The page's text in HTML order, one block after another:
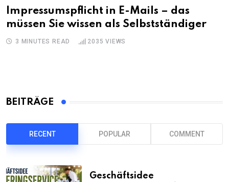
Impressumspflicht in E-Mails – das
müssen Sie wissen als Selbstständiger
3 MINUTES READ 2035 VIEWS
BEITRÄGE
RECENT POPULAR COMMENT
Geschäftsidee